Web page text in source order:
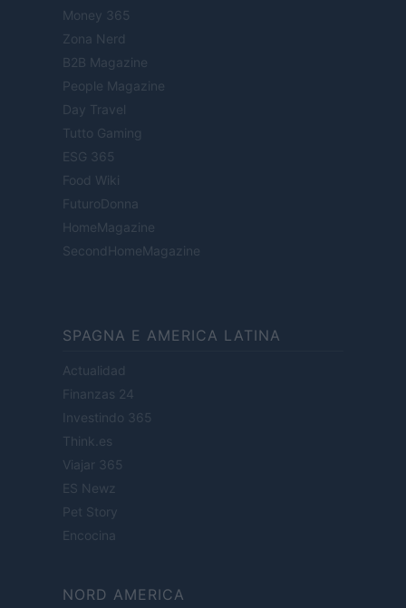
Money 365
Zona Nerd
B2B Magazine
People Magazine
Day Travel
Tutto Gaming
ESG 365
Food Wiki
FuturoDonna
HomeMagazine
SecondHomeMagazine
SPAGNA E AMERICA LATINA
Actualidad
Finanzas 24
Investindo 365
Think.es
Viajar 365
ES Newz
Pet Story
Encocina
NORD AMERICA